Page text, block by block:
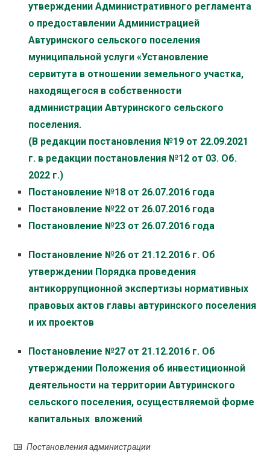
утверждении Административного регламента
о предоставлении Администрацией
Автуринского сельского поселения
муниципальной услуги «Установление
сервитута в отношении земельного участка,
находящегося в собственности
администрации Автуринского сельского
поселения.
(В редакции постановления №19 от 22.09.2021
г. в редакции постановления №12 от 03. Об.
2022 г.)
Постановление №18 от 26.07.2016 года
Постановление №22 от 26.07.2016 года
Постановление №23 от 26.07.2016 года
Постановление №26 от 21.12.2016 г. Об
утверждении Порядка проведения
антикоррупционной экспертизы нормативных
правовых актов главы автуринского поселения
и их проектов
Постановление №27 от 21.12.2016 г. Об
утверждении Положения об инвестиционной
деятельности на территории Автуринского
сельского поселения, осуществляемой форме
капитальных вложений
Постановления администрации